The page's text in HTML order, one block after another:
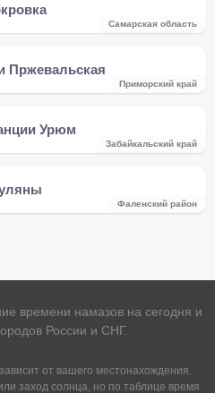
Самарская область
Пржевальская
Приморский край
Урюм
Забайкальский край
Фаленский район
времени намазов на сегодня и
России и СНГ.
от вашего местонахождения.
заход солнца, но по таблице время